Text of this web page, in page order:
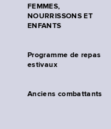
FEMMES,
NOURRISSONS ET
ENFANTS
Programme de repas
estivaux
Anciens combattants